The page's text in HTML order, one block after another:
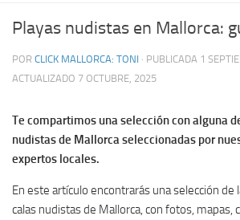
Playas nudistas en Mallorca:
POR CLICK MALLORCA: TONI · PUBLICADA 1
ACTUALIZADO 7 OCTUBRE, 2025
Te compartimos una selección con alguna
nudistas de Mallorca seleccionadas por
expertos locales.
En este artículo encontrarás una selección de
calas nudistas de Mallorca, con fotos, mapas,